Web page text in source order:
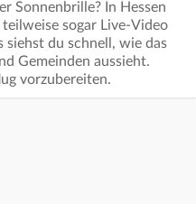
Sonnenbrille? In Hessen
teilweise sogar Live-Video
siehst du schnell, wie das
Gemeinden aussieht.
vorzubereiten.